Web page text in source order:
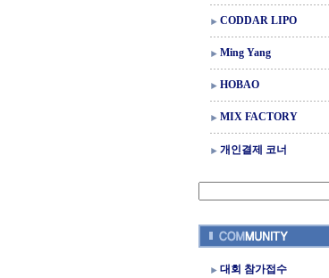
CODDAR LIPO
Ming Yang
HOBAO
MIX FACTORY
개인결제 코너
대회 참가접수